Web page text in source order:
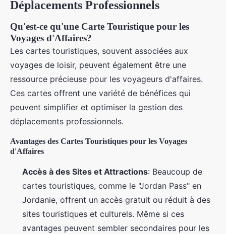
Déplacements Professionnels
Qu'est-ce qu'une Carte Touristique pour les
Voyages d'Affaires?
Les cartes touristiques, souvent associées aux
voyages de loisir, peuvent également être une
ressource précieuse pour les voyageurs d'affaires.
Ces cartes offrent une variété de bénéfices qui
peuvent simplifier et optimiser la gestion des
déplacements professionnels.
Avantages des Cartes Touristiques pour les Voyages
d'Affaires
Accès à des Sites et Attractions: Beaucoup de
cartes touristiques, comme le "Jordan Pass" en
Jordanie, offrent un accès gratuit ou réduit à des
sites touristiques et culturels. Même si ces
avantages peuvent sembler secondaires pour les